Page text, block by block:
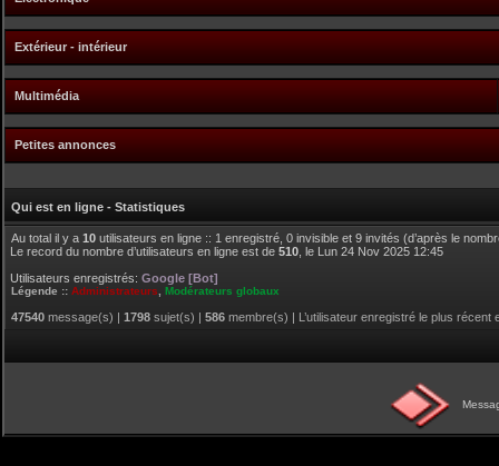
Extérieur - intérieur
Multimédia
Petites annonces
Qui est en ligne - Statistiques
Au total il y a 10 utilisateurs en ligne :: 1 enregistré, 0 invisible et 9 invités (d’après le
Le record du nombre d’utilisateurs en ligne est de 510 , le Lun 24 Nov 2025 12:45
Utilisateurs enregistrés: Google [Bot]
Légende :: Administrateurs Modérateurs globaux
47540 message(s) | 1798 sujet(s) | 586 membre(s) | L’utilisateur enregistré le plus récent